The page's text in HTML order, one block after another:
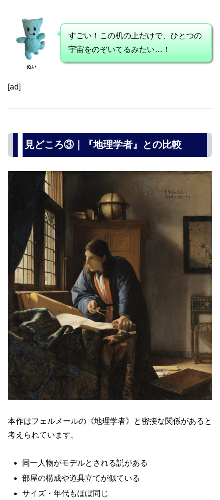
ぬい
すごい！この机の上だけで、ひとつの
宇宙をのぞいてるみたい…！
[ad]
見どころ③｜『地理学者』との比較
本作はフェルメールの《地理学者》と密接な関係があると
考えられています。
同一人物がモデルとされる説がある
部屋の構成や道具立てが似ている
サイズ・年代もほぼ同じ